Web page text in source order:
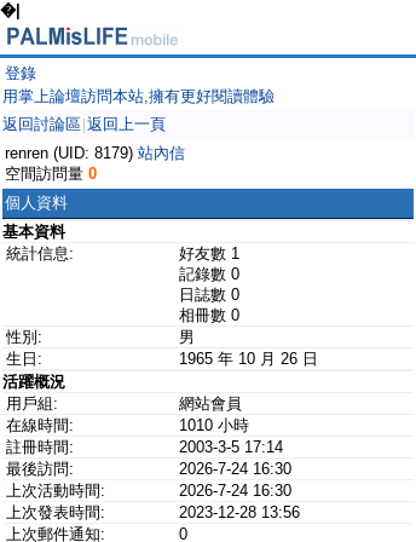
�|
登錄
用掌上論壇訪問本站,擁有更好閱讀體驗
返回討論區 返回上一頁
renren (UID: 8179) 站內信
空間訪問量 0
個人資料
基本資料
統計信息:
好友數 1
記錄數 0
日誌數 0
相冊數 0
性別:
男
生日:
1965 年 10 月 26 日
活躍概況
用戶組:
網站會員
在線時間:
1010 小時
註冊時間:
2003-3-5 17:14
最後訪問:
2026-7-24 16:30
上次活動時間:
2026-7-24 16:30
上次發表時間:
2023-12-28 13:56
上次郵件通知:
0